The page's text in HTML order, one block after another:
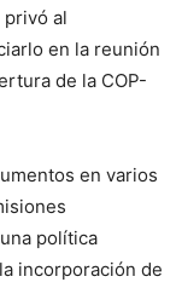
privó al
en la reunión
de la COP-
en varios
política
incorporación de